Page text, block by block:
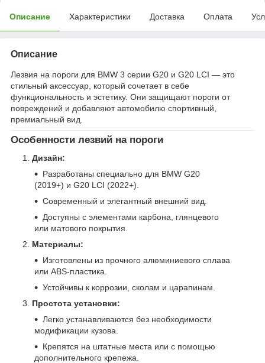
Описание Характеристики Доставка Оплата
Описание
Лезвия на пороги для BMW 3 серии G20 и G20 LCI — это
стильный аксессуар, который сочетает в себе
функциональность и эстетику. Они защищают пороги от
повреждений и добавляют автомобилю спортивный,
премиальный вид.
Особенности лезвий на пороги
Дизайн:
Разработаны специально для BMW G20
(2019+) и G20 LCI (2022+).
Современный и элегантный внешний вид.
Доступны с элементами карбона, глянцевого
или матового покрытия.
Материалы:
Изготовлены из прочного алюминиевого сплава
или ABS-пластика.
Устойчивы к коррозии, сколам и царапинам.
Простота установки:
Легко устанавливаются без необходимости
модификации кузова.
Крепятся на штатные места или с помощью
дополнительного крепежа.